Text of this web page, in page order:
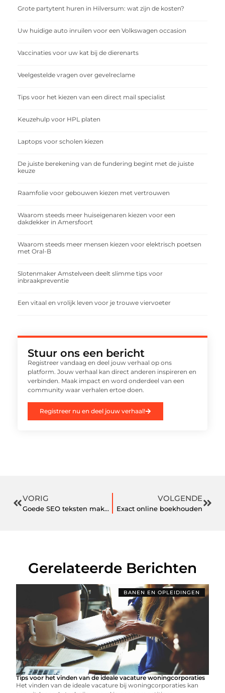
Grote partytent huren in Hilversum: wat zijn de kosten?
Uw huidige auto inruilen voor een Volkswagen occasion
Vaccinaties voor uw kat bij de dierenarts
Veelgestelde vragen over gevelreclame
Tips voor het kiezen van een direct mail specialist
Keuzehulp voor HPL platen
Laptops voor scholen kiezen
De juiste berekening van de fundering begint met de juiste
keuze
Raamfolie voor gebouwen kiezen met vertrouwen
Waarom steeds meer huiseigenaren kiezen voor een
dakdekker in Amersfoort
Waarom steeds meer mensen kiezen voor elektrisch poetsen
met Oral-B
Slotenmaker Amstelveen deelt slimme tips voor
inbraakpreventie
Een vitaal en vrolijk leven voor je trouwe viervoeter
Stuur ons een bericht
Registreer vandaag en deel jouw verhaal op ons
platform. Jouw verhaal kan direct anderen inspireren en
verbinden. Maak impact en word onderdeel van een
community waar verhalen ertoe doen.
Registreer nu en deel jouw verhaal!
VORIG
Goede SEO teksten maken je website populair
VOLGENDE
Exact online boekhouden
Gerelateerde Berichten
BANEN EN OPLEIDINGEN
Tips voor het vinden van de ideale vacature woningcorporaties
Het vinden van de ideale vacature bij woningcorporaties kan